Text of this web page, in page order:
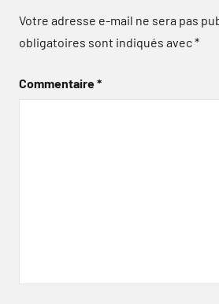
Votre adresse e-mail ne sera pas
obligatoires sont indiqués avec*
Commentaire*